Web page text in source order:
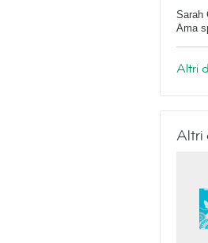
Sarah
Ama
Altri
Altri